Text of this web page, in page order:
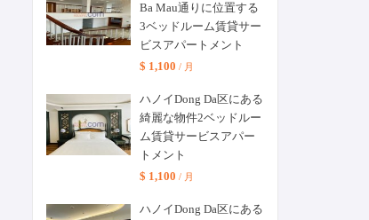
Ba Mau通りに位置する
3ベッドルーム賃貸サー
ビスアパートメント
$ 1,100 / 月
ハノイDong Da区にある
綺麗な物件2ベッドルー
ム賃貸サービスアパー
トメント
$ 1,100 / 月
ハノイDong Da区にある